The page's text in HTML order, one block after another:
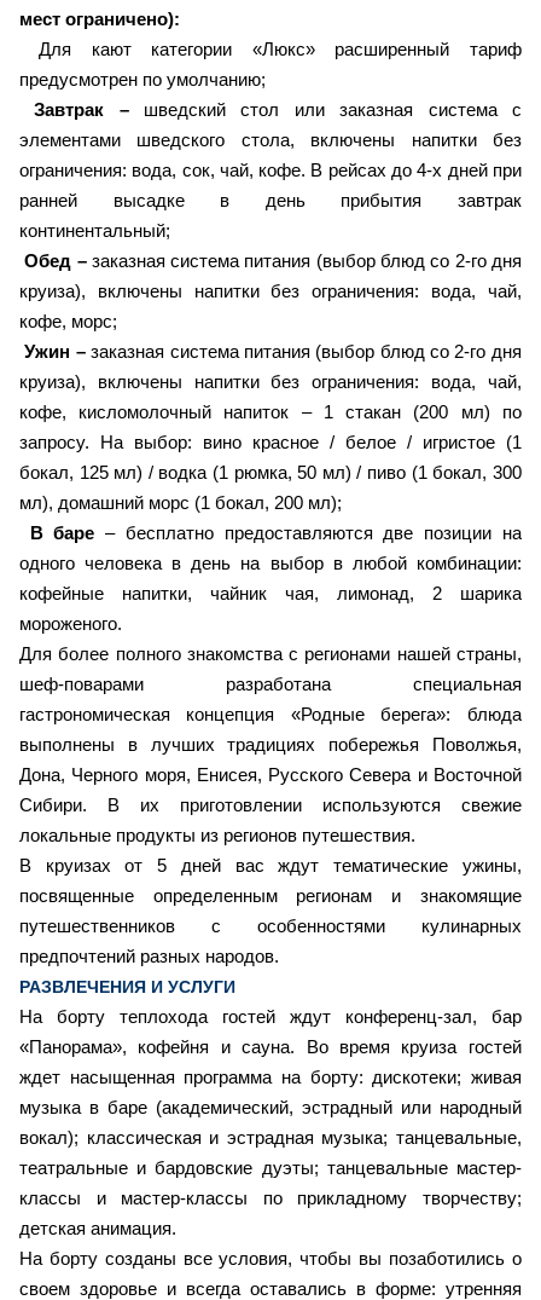
мест ограничено):
Для кают категории «Люкс» расширенный тариф
предусмотрен по умолчанию;
Завтрак –шведский стол или заказная система с
элементами шведского стола, включены напитки без
ограничения: вода, сок, чай, кофе. В рейсах до 4-х дней при
ранней высадке в день прибытия завтрак
континентальный;
Обед –заказная система питания (выбор блюд со 2-го дня
круиза), включены напитки без ограничения: вода, чай,
кофе, морс;
Ужин –заказная система питания (выбор блюд со 2-го дня
круиза), включены напитки без ограничения: вода, чай,
кофе, кисломолочный напиток – 1 стакан (200 мл) по
запросу. На выбор: вино красное / белое / игристое (1
бокал, 125 мл) / водка (1 рюмка, 50 мл) / пиво (1 бокал, 300
мл), домашний морс (1 бокал, 200 мл);
В баре – бесплатно предоставляются две позиции на
одного человека в день на выбор в любой комбинации:
кофейные напитки, чайник чая, лимонад, 2 шарика
мороженого.
Для более полного знакомства с регионами нашей страны,
шеф-поварами разработана специальная
гастрономическая концепция «Родные берега»: блюда
выполнены в лучших традициях побережья Поволжья,
Дона, Черного моря, Енисея, Русского Севера и Восточной
Сибири. В их приготовлении используются свежие
локальные продукты из регионов путешествия.
В круизах от 5 дней вас ждут тематические ужины,
посвященные определенным регионам и знакомящие
путешественников с особенностями кулинарных
предпочтений разных народов.
РАЗВЛЕЧЕНИЯ И УСЛУГИ
На борту теплохода гостей ждут конференц-зал, бар
«Панорама», кофейня и сауна. Во время круиза гостей
ждет насыщенная программа на борту: дискотеки; живая
музыка в баре (академический, эстрадный или народный
вокал); классическая и эстрадная музыка; танцевальные,
театральные и бардовские дуэты; танцевальные мастер-
классы и мастер-классы по прикладному творчеству;
детская анимация.
На борту созданы все условия, чтобы вы позаботились о
своем здоровье и всегда оставались в форме: утренняя